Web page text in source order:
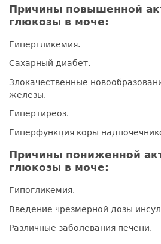
Причины повышенной
глюкозы в моче:
Гипергликемия.
Сахарный диабет.
Злокачественные
железы.
Гипертиреоз.
Гиперфункция коры
Причины пониженной
глюкозы в моче:
Гипогликемия.
Введение чрезмерной дозы
Различные заболевания печени.